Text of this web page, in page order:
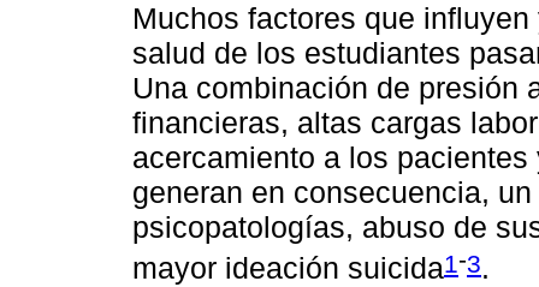
Muchos factores que
salud de los estudiantes
Una combinación de presión
financieras, altas cargas
acercamiento a los
generan en consecuencia,
psicopatologías, abuso de
mayor ideación suicida1-3.